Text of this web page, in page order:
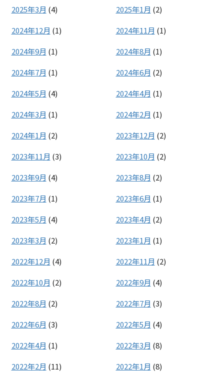
2025年3月 (4) 2025年1月 (2)
2024年12月 (1) 2024年11月 (1)
2024年9月 (1) 2024年8月 (1)
2024年7月 (1) 2024年6月 (2)
2024年5月 (4) 2024年4月 (1)
2024年3月 (1) 2024年2月 (1)
2024年1月 (2) 2023年12月 (2)
2023年11月 (3) 2023年10月 (2)
2023年9月 (4) 2023年8月 (2)
2023年7月 (1) 2023年6月 (1)
2023年5月 (4) 2023年4月 (2)
2023年3月 (2) 2023年1月 (1)
2022年12月 (4) 2022年11月 (2)
2022年10月 (2) 2022年9月 (4)
2022年8月 (2) 2022年7月 (3)
2022年6月 (3) 2022年5月 (4)
2022年4月 (1) 2022年3月 (8)
2022年2月 (11) 2022年1月 (8)